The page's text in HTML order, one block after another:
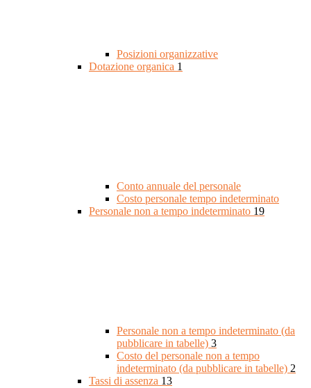
Posizioni organizzative
Dotazione organica 1
Conto annuale del personale
Costo personale tempo indeterminato
Personale non a tempo indeterminato 19
Personale non a tempo indeterminato (da
pubblicare in tabelle) 3
Costo del personale non a tempo
indeterminato (da pubblicare in tabelle) 2
Tassi di assenza 13